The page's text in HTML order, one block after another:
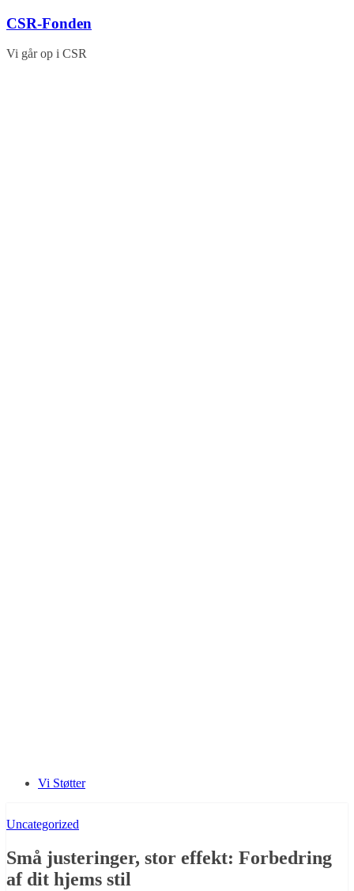
Skip
content
CSR-Fonden
Vi går op i CSR
Vi Støtter
Uncategorized
Små justeringer, stor effekt: Forbedring
af dit hjems stil